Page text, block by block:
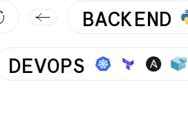
BACKEND
DEVOPS